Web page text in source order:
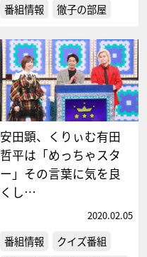
番組情報 徹子の部屋
安田顕、くりぃむ有田
哲平は「めっちゃスタ
ー」その言葉に気を良
くし…
2020.02.05
番組情報
クイズ番組